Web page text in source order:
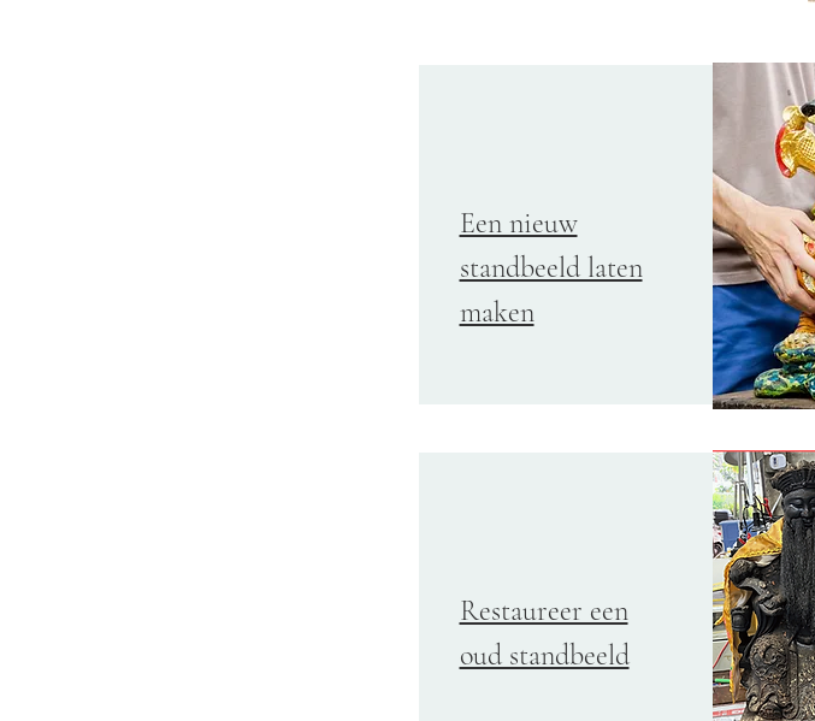
Een nieuw
standbeeld laten
maken
Restaureer een
oud standbeeld